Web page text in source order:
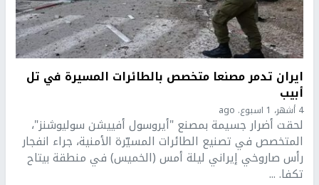
ايران تدمر مصنعا متخصص بالطائرات المسيرة في تل
أبيب
4 أشهر، 1 اسبوع. ago
لحقت أضرار جسيمة بمصنع "أيروسول أفييشن سوليوشنز"،
المتخصص في تصنيع الطائرات المسيّرة الأمنية، جراء انفجار
رأس صاروخي إيراني ليلة أمس (الخميس) في منطقة بيتاح
تكفا. ...